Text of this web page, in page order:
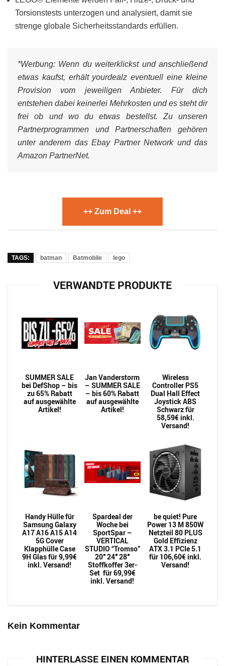
Torsionstests unterzogen und analysiert, damit sie
strenge globale Sicherheitsstandards erfüllen.
*Werbung: Wenn du weiterklickst und anschließend
etwas kaufst, erhält yourdealz eventuell eine kleine
Provision vom jeweiligen Anbieter. Für dich
entstehen dabei keinerlei Mehrkosten und es steht dir
frei ob und wo du etwas bestellst. Zu unseren
Partnerprogrammen und Partnerschaften gehören
unter anderem das Ebay Partner Network und das
Amazon PartnerNet.
++ Zum Deal ++
TAGS: batman Batmobile lego
VERWANDTE PRODUKTE
SUMMER SALE
bei DefShop – bis
zu 65% Rabatt
auf ausgewählte
Artikel!
Jan Vanderstorm
– SUMMER SALE
– bis 60% Rabatt
auf ausgewählte
Artikel!
Wireless
Controller PS5
Dual Hall Effect
Joystick ABS
Schwarz für
58,59€ inkl.
Versand!
Handy Hülle für
Samsung Galaxy
A17 A16 A15 A14
5G Cover
Klapphülle Case
9H Glas für 9,99€
inkl. Versand!
Spardeal der
Woche bei
SportSpar –
VERTICAL
STUDIO “Tromso”
20″ 24″ 28″
Stoffkoffer 3er-
Set für 69,99€
inkl. Versand!
be quiet! Pure
Power 13 M 850W
Netzteil 80 PLUS
Gold Effizienz
ATX 3.1 PCIe 5.1
für 106,60€ inkl.
Versand!
Kein Kommentar
HINTERLASSE EINEN KOMMENTAR